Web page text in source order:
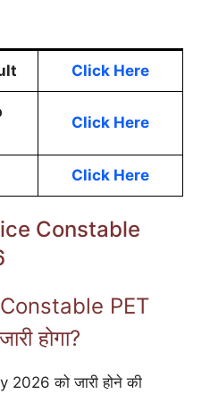
Click Here
Click Here
Click Here
Constable
PET
होगा?
को जारी होने की